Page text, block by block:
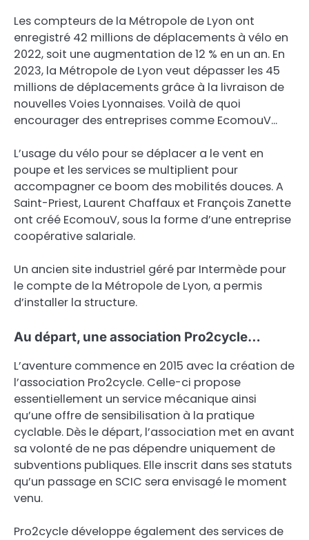
Les compteurs de la Métropole de Lyon ont
enregistré 42 millions de déplacements à vélo en
2022, soit une augmentation de 12 % en un an. En
2023, la Métropole de Lyon veut dépasser les 45
millions de déplacements grâce à la livraison de
nouvelles Voies Lyonnaises. Voilà de quoi
encourager des entreprises comme EcomouV…
L’usage du vélo pour se déplacer a le vent en
poupe et les services se multiplient pour
accompagner ce boom des mobilités douces. A
Saint-Priest, Laurent Chaffaux et François Zanette
ont créé EcomouV, sous la forme d’une entreprise
coopérative salariale.
Un ancien site industriel géré par Intermède pour
le compte de la Métropole de Lyon, a permis
d’installer la structure.
Au départ, une association Pro2cycle…
L’aventure commence en 2015 avec la création de
l’association Pro2cycle. Celle-ci propose
essentiellement un service mécanique ainsi
qu’une offre de sensibilisation à la pratique
cyclable. Dès le départ, l’association met en avant
sa volonté de ne pas dépendre uniquement de
subventions publiques. Elle inscrit dans ses statuts
qu’un passage en SCIC sera envisagé le moment
venu.
Pro2cycle développe également des services de